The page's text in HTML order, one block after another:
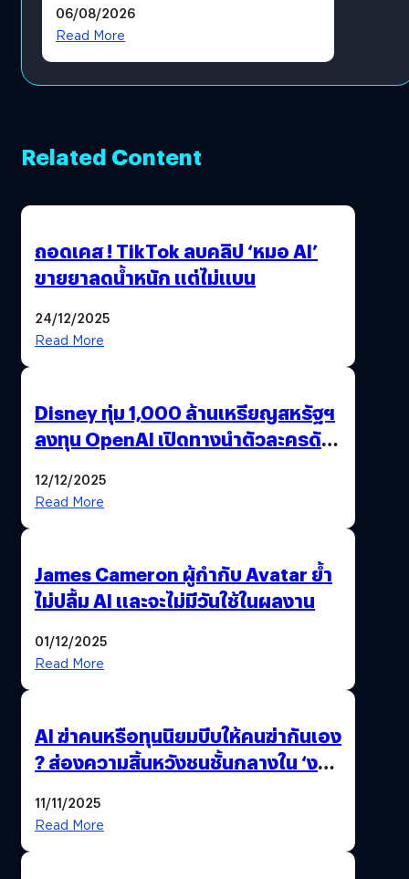
?
06/08/2026
Read More
Related Content
ถอดเคส ! TikTok ลบคลิป ‘หมอ AI’
ขายยาลดน้ำหนัก แต่ไม่แบน
24/12/2025
Read More
Disney ทุ่ม 1,000 ล้านเหรียญสหรัฐฯ
ลงทุน OpenAI เปิดทางนำตัวละครดัง
12/12/2025
Read More
James Cameron ผู้กำกับ Avatar ย้ำ
ไม่ปลื้ม AI และจะไม่มีวันใช้ในผลงาน
01/12/2025
Read More
AI ฆ่าคนหรือทุนนิยมบีบให้คนฆ่ากันเอง
? ส่องความสิ้นหวังชนชั้นกลางใน ‘งาน
11/11/2025
Read More